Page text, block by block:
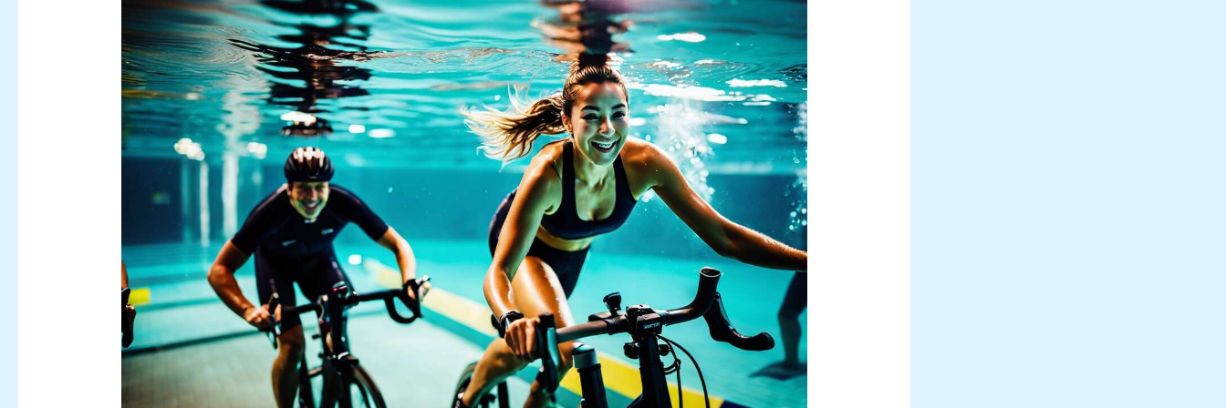
communication, la
distance de
communication et la
stabilité. Avec une
distance de transmission
de 15 mètres, une latence
presque "zéro", une faible
consommation d'énergie
et d'autres avantages.
【MÉMOIRE INTÉGRÉE DE
32 Go】: Les ecouteurs à
conduction osseuse avec
mémoire intégrée de 32
Go peuvent stocker
environ 8000 musiques et
prennent en charge MP3,
WAV, WMA, AAC et FLAC, et
vous pouvez écouter sans
appareils. L'eau interfère
avec le signal Bluetooth,
veuillez passer en mode
MP3 lorsque vous nagez
sous l'eau. 【SÛR &
SAIN】 : Le design à
moindre. Stable, rapide,
compatible avec votre
smartphone, montre
intelligente, ordinateur
portable, tablette. Super
Longue Veille: Notre
écouteur sport sans fil a
une longue durée de vie
de la batterie, chargez
pendant 2 heures, profitez
d'appels continus et de
musique pendant 10
heures, qui est le meilleur
choix pour fitness,
conduite, course et sport.
Étanche & Anti-
transpiration: Ce casque
sport bluetooth est
résistant à l'eau selon la
norme IPX5. Le revêtement
extérieur du produit est
protégé par une couche
anticorrosion pour éviter
les dommages causés par
comme casque Open-Ear
sport pour course à pied,
running, marche,
cyclisme, vélo et salle de
sport. Autonomie 12h &
micro anti-vent – Profitez
jusqu’à 12 heures de
musique ou d’appels avec
ce casque sans fil
Bluetooth. Le micro anti-
vent aide à améliorer les
appels en extérieur,
tandis que la charge
rapide de 10 minutes offre
jusqu’à 3 heures d’écoute
avant sport, trajet ou
entraînement. Maintien
stable pour natation &
fitness – Le tour de cou
léger et ergonomique
reste bien en place
pendant natation, course
à pied, vélo, fitness et
activités outdoor.